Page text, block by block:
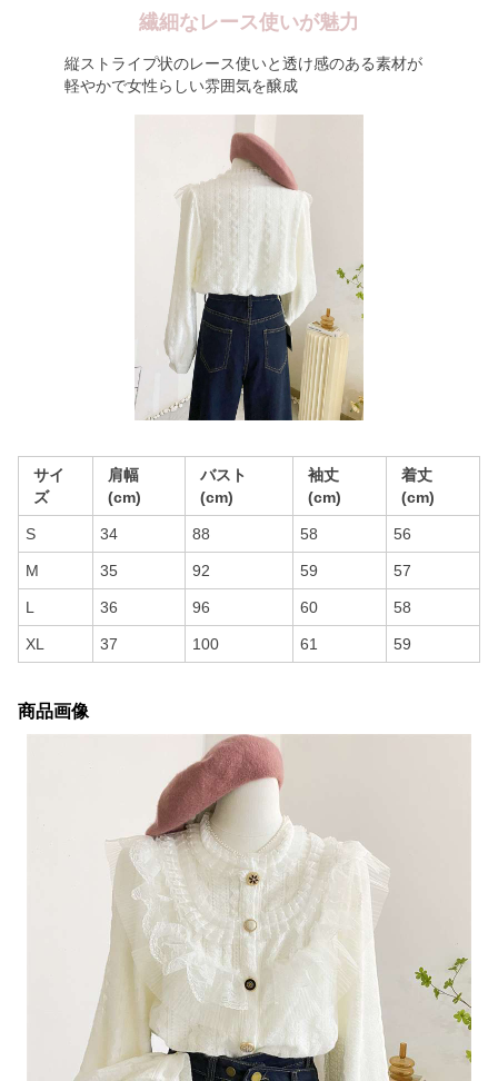
繊細なレース使いが魅力
縦ストライプ状のレース使いと透け感のある素材が
軽やかで女性らしい雰囲気を醸成
サイ
ズ
肩幅
(cm)
バスト
(cm)
袖丈
(cm)
着丈
(cm)
S 34 88 58 56
M 35 92 59 57
L 36 96 60 58
XL 37 100 61 59
商品画像